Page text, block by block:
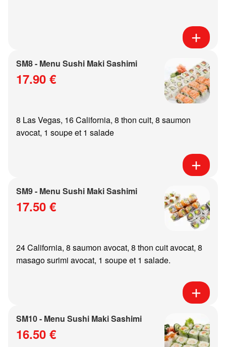
SM8 - Menu Sushi Maki Sashimi
17.90 €
8 Las Vegas, 16 California, 8 thon cuit, 8 saumon
avocat, 1 soupe et 1 salade
SM9 - Menu Sushi Maki Sashimi
17.50 €
24 California, 8 saumon avocat, 8 thon cuit avocat, 8
masago surimi avocat, 1 soupe et 1 salade.
SM10 - Menu Sushi Maki Sashimi
16.50 €